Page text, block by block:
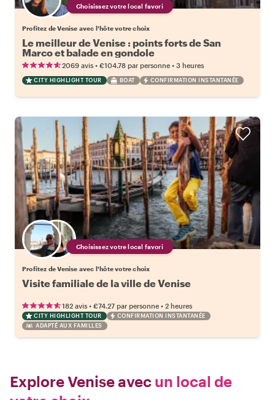
Choisissez votre local favori
Profitez de Venise avec l'hôte votre choix
Le meilleur de Venise : points forts de San
Marco et balade en gondole
2069 avis • €104.78 par personne • 3 heures
CITY HIGHLIGHT TOUR BOAT CONFIRMATION INSTANTANÉE
Choisissez votre local favori
Profitez de Venise avec l'hôte votre choix
Visite familiale de la ville de Venise
182 avis • €74.27 par personne • 2 heures
CITY HIGHLIGHT TOUR
CONFIRMATION INSTANTANÉE
ADAPTÉ AUX FAMILLES
Explore Venise avec un local de